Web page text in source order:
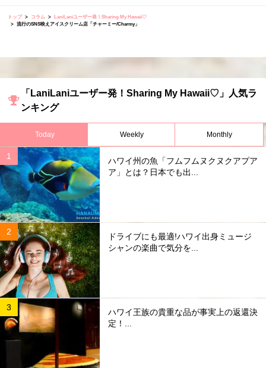
トップ コラム
LaniLaniユーザー発！Sharing My Hawaii♡
流行のSNS映えアイスクリーム店「チャーミー/Charmy」
「LaniLaniユーザー発！Sharing My Hawaii♡」人気ラ
ンキング
Today Weekly Monthly
ハワイ州の魚「フムフムヌクヌクアプア
ア」とは？日本でも出...
ドライブにも最適!ハワイ出身ミュージ
シャンの楽曲で気分を...
ハワイ王族の貴重な品が事実上の返還決
定！...